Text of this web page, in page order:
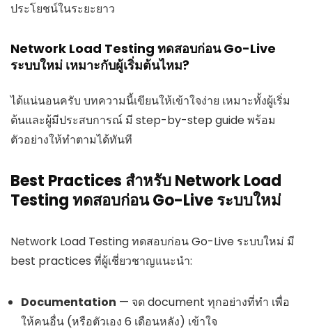
ประโยชน์ในระยะยาว
Network Load Testing ทดสอบก่อน Go-Live
ระบบใหม่ เหมาะกับผู้เริ่มต้นไหม?
ได้แน่นอนครับ บทความนี้เขียนให้เข้าใจง่าย เหมาะทั้งผู้เริ่ม
ต้นและผู้มีประสบการณ์ มี step-by-step guide พร้อม
ตัวอย่างให้ทำตามได้ทันที
Best Practices สำหรับ Network Load
Testing ทดสอบก่อน Go-Live ระบบใหม่
Network Load Testing ทดสอบก่อน Go-Live ระบบใหม่ มี
best practices ที่ผู้เชี่ยวชาญแนะนำ:
Documentation — จด document ทุกอย่างที่ทำ เพื่อ
ให้คนอื่น (หรือตัวเอง 6 เดือนหลัง) เข้าใจ